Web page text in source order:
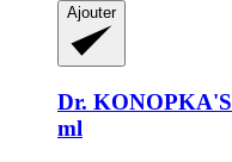
Ajouter
Dr. KONOPKA'S
ml